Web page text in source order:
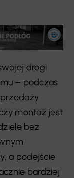
drogi
– podczas
montaż jest
bez
a podejście
bardziej